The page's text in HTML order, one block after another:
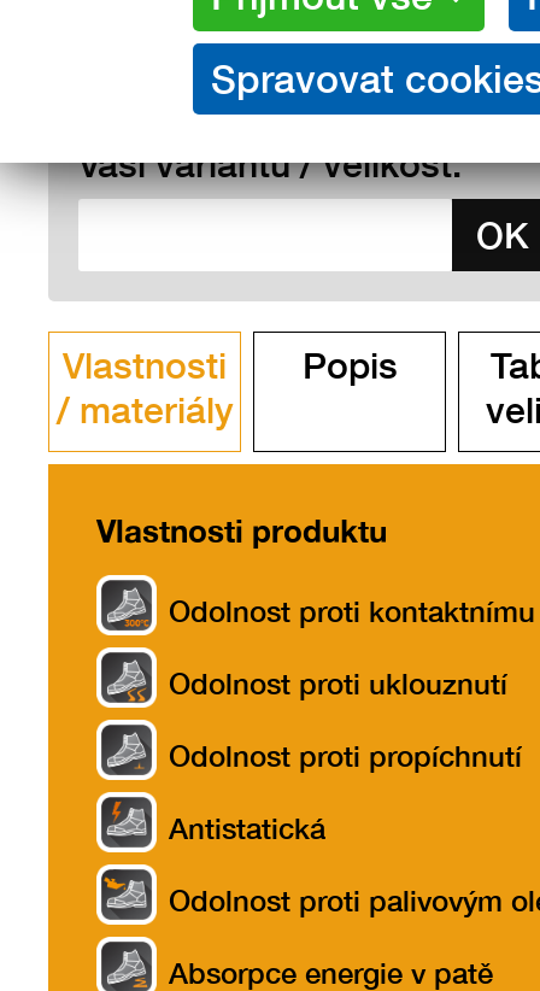
Napište Váš e-mail,
Vám hned, jakmile
Vaši variantu / velikost.
Vlastnosti
/ materiály
Popis
Vlastnosti produktu
Odolnost proti kontaktnímu
Odolnost proti uklouznutí
Odolnost proti propíchnutí
Antistatická
Odolnost proti palivovým
Absorpce energie v patě